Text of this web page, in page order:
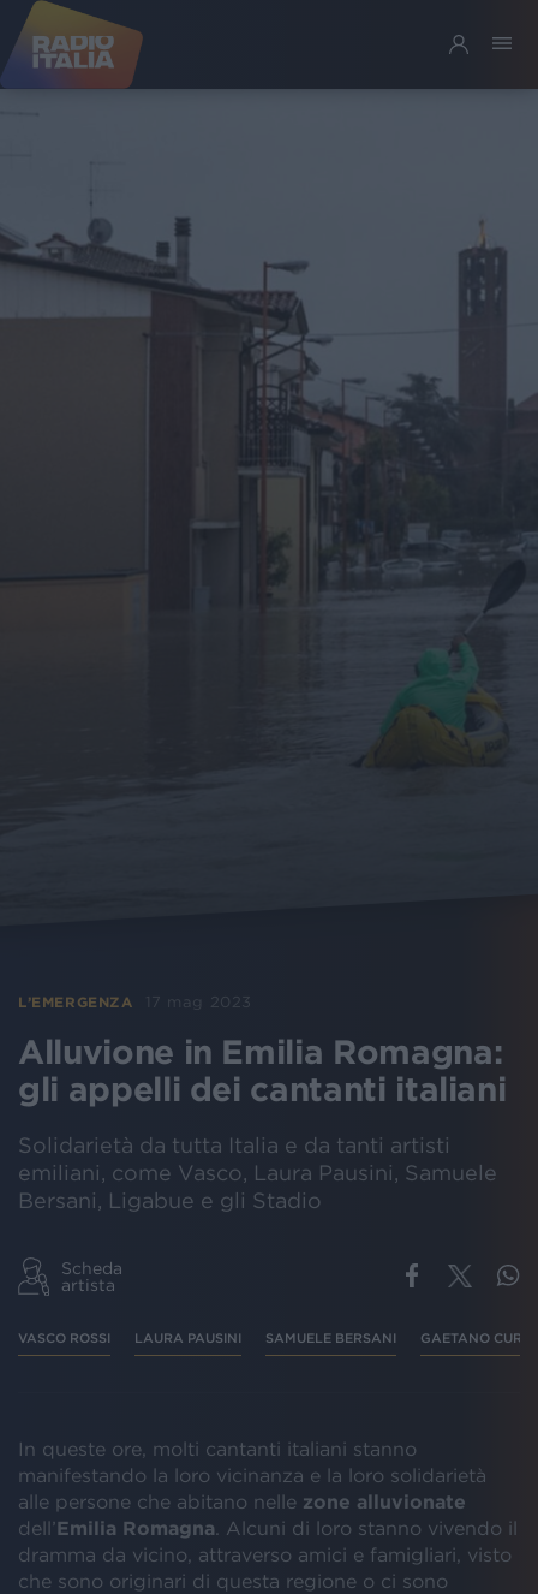
L’EMERGENZA 17 mag 2023
Alluvione in Emilia Romagna:
gli appelli dei cantanti italiani
Solidarietà da tutta Italia e da tanti artisti
emiliani, come Vasco, Laura Pausini, Samuele
Bersani, Ligabue e gli Stadio
Scheda
artista
VASCO ROSSI LAURA PAUSINI SAMUELE BERSANI GAETANO
In queste ore, molti cantanti italiani stanno
manifestando la loro vicinanza e la loro solidarietà
alle persone che abitano nelle zone alluvionate
dell’Emilia Romagna . Alcuni di loro stanno vivendo il
dramma da vicino, attraverso amici e famigliari, visto
che sono originari di questa regione o ci sono